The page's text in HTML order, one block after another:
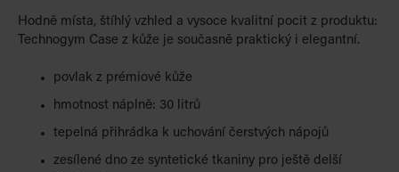
Hodně místa, štíhlý vzhled a vysoce kvalitní pocit z produktu:
Technogym Case z kůže je současně praktický i elegantní.
povlak z prémiové kůže
hmotnost náplně: 30 litrů
tepelná přihrádka k uchování čerstvých nápojů
zesílené dno ze syntetické tkaniny pro ještě delší